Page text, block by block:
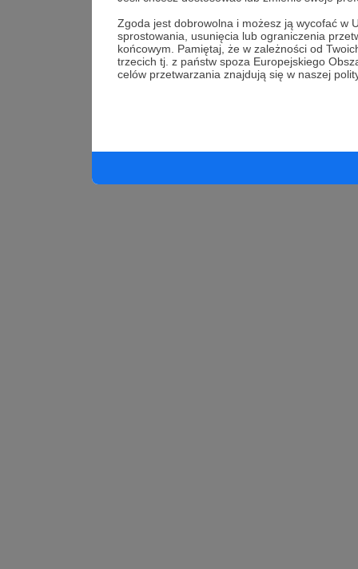
Zgoda jest dobrowolna i możesz ją wycofać w
sprostowania, usunięcia lub ograniczenia
końcowym. Pamiętaj, że w zależności od
trzecich tj. z państw spoza Europejskiego
celów przetwarzania znajdują się w naszej